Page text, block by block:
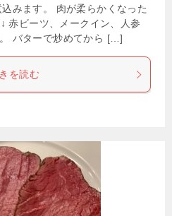
みます。 肉が柔らかくなった
赤ビーツ、メークイン、人参
バターで炒めてから […]
を読む